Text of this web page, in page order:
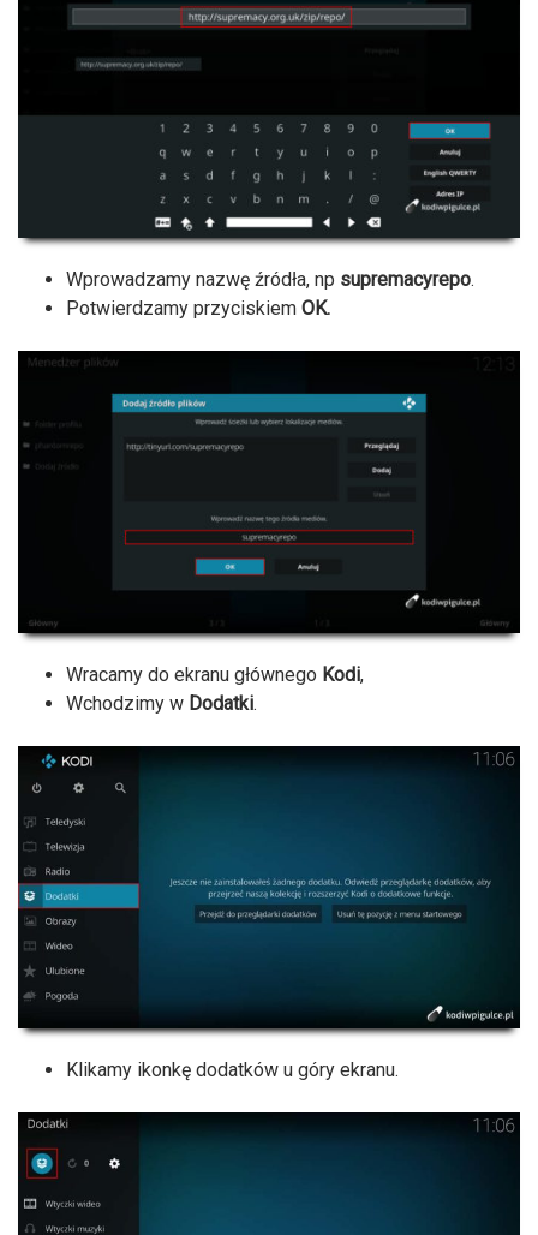
Wprowadzamy nazwę źródła, np supremacyrepo.
Potwierdzamy przyciskiem OK.
Wracamy do ekranu głównego Kodi,
Wchodzimy w Dodatki.
Klikamy ikonkę dodatków u góry ekranu.